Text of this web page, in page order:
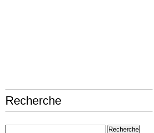
Recherche